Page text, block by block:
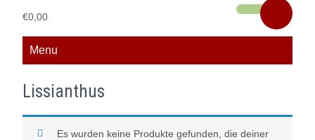
€0,00
Menu
Lissianthus
Es wurden keine Produkte gefunden, die deiner